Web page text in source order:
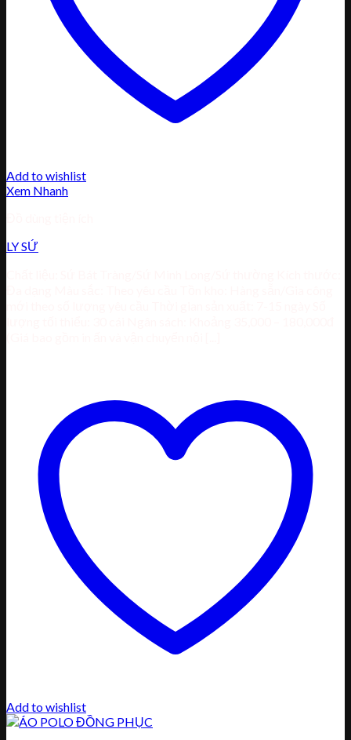
Add to wishlist
Xem Nhanh
LY SỨ
Add to wishlist